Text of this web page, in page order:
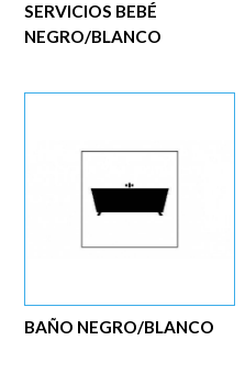
SERVICIOS BEBÉ
NEGRO/BLANCO
BAÑO NEGRO/BLANCO